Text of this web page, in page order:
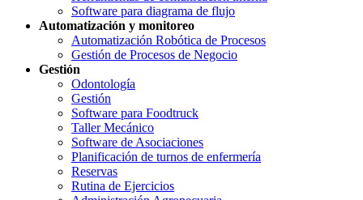
Software para diagrama de flujo
Automatización y monitoreo
Automatización Robótica de Procesos
Gestión de Procesos de Negocio
Gestión
Odontología
Gestión
Software para Foodtruck
Taller Mecánico
Software de Asociaciones
Planificación de turnos de enfermería
Reservas
Rutina de Ejercicios